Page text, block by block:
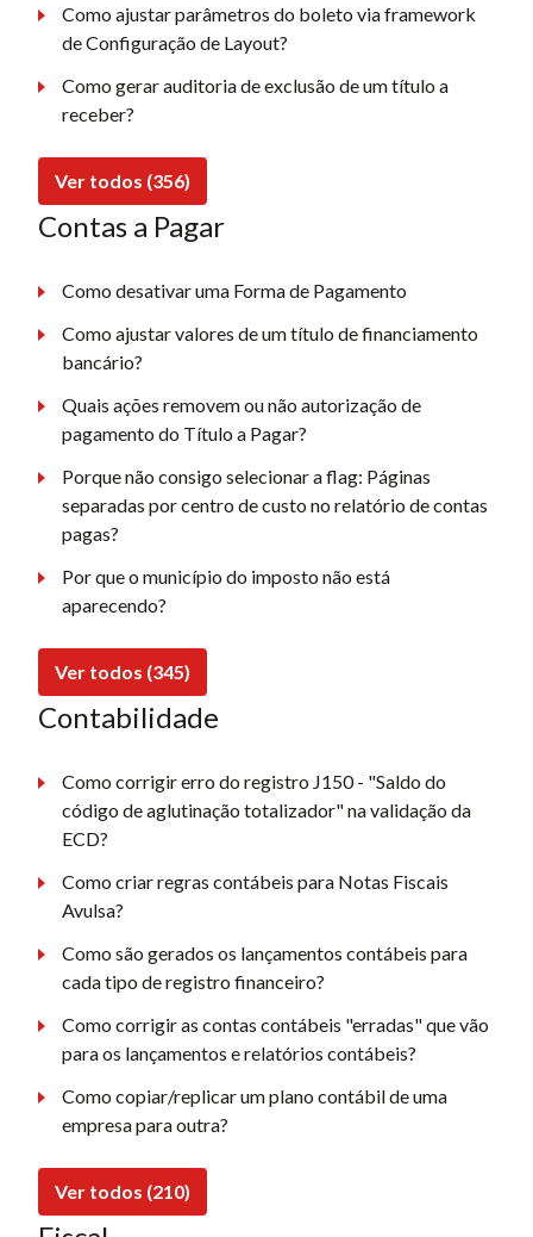
Como ajustar parâmetros do boleto via framework
de Configuração de Layout?
Como gerar auditoria de exclusão de um título a
receber?
Ver todos (356)
Contas a Pagar
Como desativar uma Forma de Pagamento
Como ajustar valores de um título de financiamento
bancário?
Quais ações removem ou não autorização de
pagamento do Título a Pagar?
Porque não consigo selecionar a flag: Páginas
separadas por centro de custo no relatório de contas
pagas?
Por que o município do imposto não está
aparecendo?
Ver todos (345)
Contabilidade
Como corrigir erro do registro J150 - "Saldo do
código de aglutinação totalizador" na validação da
ECD?
Como criar regras contábeis para Notas Fiscais
Avulsa?
Como são gerados os lançamentos contábeis para
cada tipo de registro financeiro?
Como corrigir as contas contábeis "erradas" que vão
para os lançamentos e relatórios contábeis?
Como copiar/replicar um plano contábil de uma
empresa para outra?
Ver todos (210)